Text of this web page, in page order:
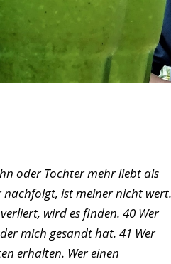
oder Tochter mehr liebt als
ist meiner nicht wert.
wird es finden. 40 Wer
mich gesandt hat. 41 Wer
erhalten. Wer einen